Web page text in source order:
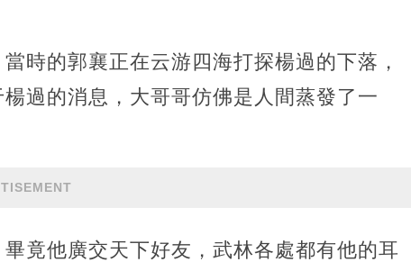
時的郭襄正在云游四海打探楊過的下落，
過的消息，大哥哥仿佛是人間蒸發了一
竟他廣交天下好友，武林各處都有他的耳